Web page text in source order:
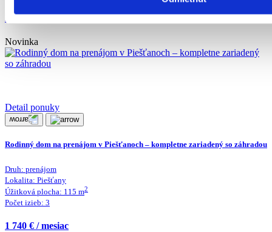
234 900 €
Novinka
Detail ponuky
Rodinný dom na prenájom v Piešťanoch – kompletne zariadený so záhradou
Druh: prenájom
Lokalita: Piešťany
Úžitková plocha: 115 m2
Počet izieb: 3
1 740 € / mesiac